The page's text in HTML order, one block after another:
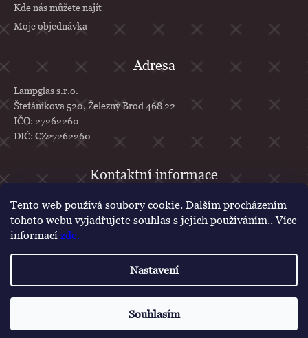
Tento web používá soubory cookie. Dalším procházením
tohoto webu vyjadřujete souhlas s jejich používáním.. Více
informací zde.
Nastavení
Souhlasím
Kde nás můžete najít
Moje objednávka
Adresa
Lampglas s.r.o.
Štefánikova 520, Železný Brod 468 22
IČO: 27262260
DIČ: CZ27262260
info@lampglas.cz
+420 777 610 707
lampglascz
. Všechna práva vyhrazena.
Poukázka na první nákup